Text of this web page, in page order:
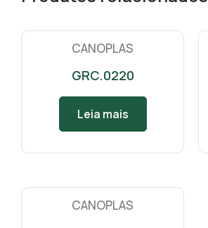
CANOPLAS
GRC.0220
Leia mais
CANOPLAS